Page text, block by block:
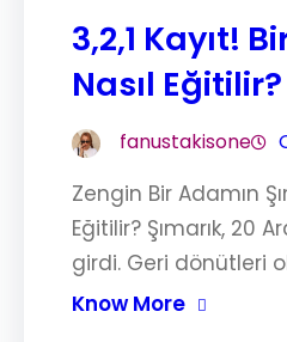
3,2,1 Kayıt!
Nasıl Eğitilir?
fanustakisone
Zengin Bir Adamın
Eğitilir? Şımarık, 20
girdi. Geri dönütleri
Know More